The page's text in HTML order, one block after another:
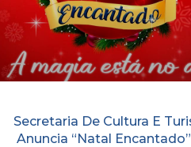
Secretaria De Cultura E
Anuncia “Natal